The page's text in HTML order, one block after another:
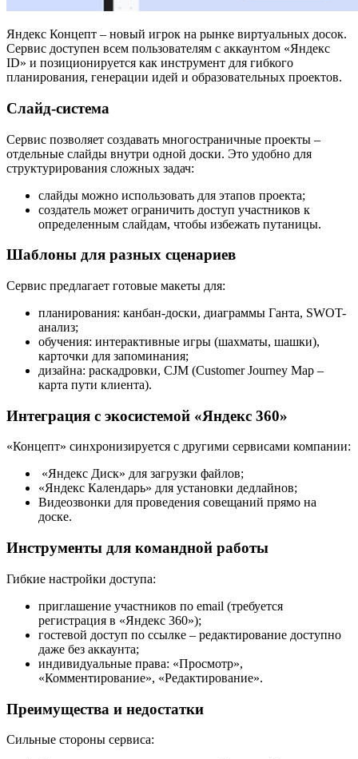
Яндекс Концепт – новый игрок на рынке виртуальных досок.
Сервис доступен всем пользователям с аккаунтом «Яндекс
ID» и позиционируется как инструмент для гибкого
планирования, генерации идей и образовательных проектов.
Слайд-система
Сервис позволяет создавать многостраничные проекты –
отдельные слайды внутри одной доски. Это удобно для
структурирования сложных задач:
слайды можно использовать для этапов проекта;
создатель может ограничить доступ участников к
определенным слайдам, чтобы избежать путаницы.
Шаблоны для разных сценариев
Сервис предлагает готовые макеты для:
планирования: канбан-доски, диаграммы Ганта, SWOT-
анализ;
обучения: интерактивные игры (шахматы, шашки),
карточки для запоминания;
дизайна: раскадровки, CJM (Customer Journey Map –
карта пути клиента).
Интеграция с экосистемой «Яндекс 360»
«Концепт» синхронизируется с другими сервисами компании:
«Яндекс Диск» для загрузки файлов;
«Яндекс Календарь» для установки дедлайнов;
Видеозвонки для проведения совещаний прямо на
доске.
Инструменты для командной работы
Гибкие настройки доступа:
приглашение участников по email (требуется
регистрация в «Яндекс 360»);
гостевой доступ по ссылке – редактирование доступно
даже без аккаунта;
индивидуальные права: «Просмотр»,
«Комментирование», «Редактирование».
Преимущества и недостатки
Сильные стороны сервиса: